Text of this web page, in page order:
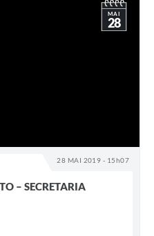
28 MAI 2019 - 15h07
MAI
28
– SECRETARIA